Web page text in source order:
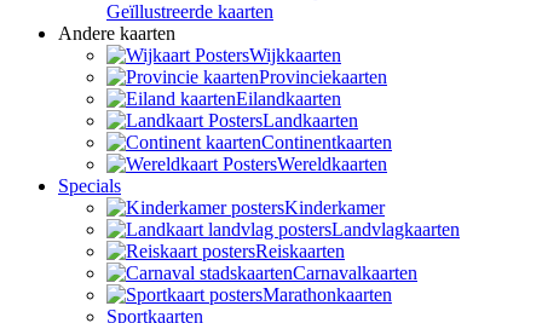
Geïllustreerde kaarten
Andere kaarten
Wijkkaarten
Provinciekaarten
Eilandkaarten
Landkaarten
Continentkaarten
Wereldkaarten
Specials
Kinderkamer
Landvlagkaarten
Reiskaarten
Carnavalkaarten
Marathonkaarten
Sportkaarten